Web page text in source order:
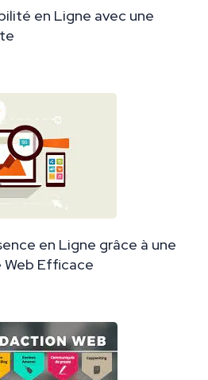
en Ligne avec une
en Ligne grâce à une
Efficace